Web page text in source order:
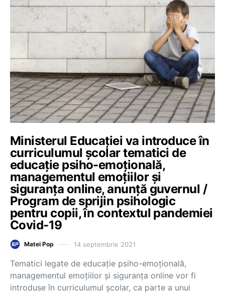
Ministerul Educației va introduce în
curriculumul școlar tematici de
educație psiho-emoțională,
managementul emoțiilor și
siguranța online, anunță guvernul /
Program de sprijin psihologic
pentru copii, în contextul pandemiei
Covid-19
Matei Pop 14 septembrie 2021
Tematici legate de educație psiho-emoțională,
managementul emoțiilor și siguranța online vor fi
introduse în curriculumul școlar, ca parte a unui